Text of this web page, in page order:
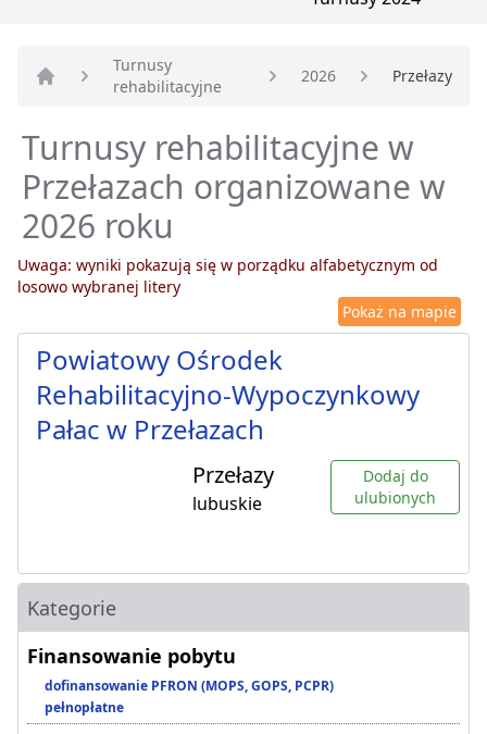
Strona główna
Turnusy
rehabilitacyjne
2026 Przełazy
Turnusy rehabilitacyjne w
Przełazach organizowane w
2026 roku
Uwaga: wyniki pokazują się w porządku alfabetycznym od
losowo wybranej litery
Pokaż na mapie
Powiatowy Ośrodek
Rehabilitacyjno-Wypoczynkowy
Pałac w Przełazach
Przełazy
lubuskie
Dodaj do
ulubionych
Kategorie
Finansowanie pobytu
dofinansowanie PFRON (MOPS, GOPS, PCPR)
pełnopłatne